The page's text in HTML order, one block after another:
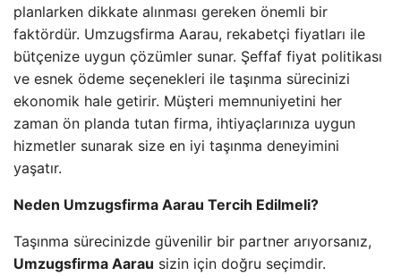
planlarken dikkate alınması gereken önemli bir
faktördür. Umzugsfirma Aarau, rekabetçi fiyatları ile
bütçenize uygun çözümler sunar. Şeffaf fiyat politikası
ve esnek ödeme seçenekleri ile taşınma sürecinizi
ekonomik hale getirir. Müşteri memnuniyetini her
zaman ön planda tutan firma, ihtiyaçlarınıza uygun
hizmetler sunarak size en iyi taşınma deneyimini
yaşatır.
Neden Umzugsfirma Aarau Tercih Edilmeli?
Taşınma sürecinizde güvenilir bir partner arıyorsanız,
Umzugsfirma Aarau sizin için doğru seçimdir.